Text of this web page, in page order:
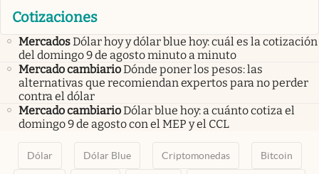
Cotizaciones
MercadosDólar hoy y dólar blue hoy: cuál es la cotización
del domingo 9 de agosto minuto a minuto
Mercado cambiarioDónde poner los pesos: las
alternativas que recomiendan expertos para no perder
contra el dólar
Mercado cambiarioDólar blue hoy: a cuánto cotiza el
domingo 9 de agosto con el MEP y el CCL
Dólar Dólar Blue Criptomonedas Bitcoin